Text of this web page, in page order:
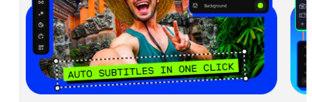
七款把照片轉影片的最推薦軟體【將照片製
作成影片的教學】